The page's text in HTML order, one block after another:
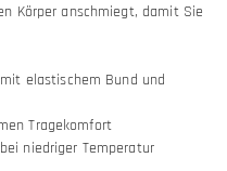
Körper anschmiegt, damit Sie
elastischem Bund und
Tragekomfort
niedriger Temperatur